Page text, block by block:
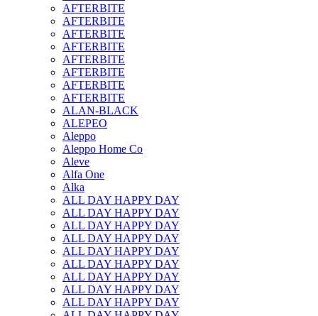
AFTERBITE
AFTERBITE
AFTERBITE
AFTERBITE
AFTERBITE
AFTERBITE
AFTERBITE
AFTERBITE
ALAN-BLACK
ALEPEO
Aleppo
Aleppo Home Co
Aleve
Alfa One
Alka
ALL DAY HAPPY DAY
ALL DAY HAPPY DAY
ALL DAY HAPPY DAY
ALL DAY HAPPY DAY
ALL DAY HAPPY DAY
ALL DAY HAPPY DAY
ALL DAY HAPPY DAY
ALL DAY HAPPY DAY
ALL DAY HAPPY DAY